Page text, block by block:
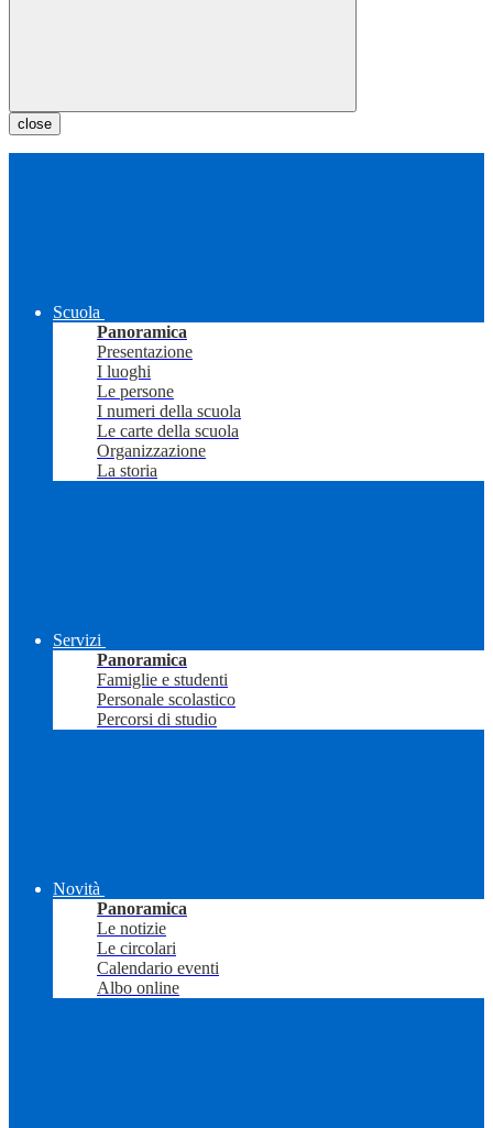
close
Scuola
Panoramica
Presentazione
I luoghi
Le persone
I numeri della scuola
Le carte della scuola
Organizzazione
La storia
Servizi
Panoramica
Famiglie e studenti
Personale scolastico
Percorsi di studio
Novità
Panoramica
Le notizie
Le circolari
Calendario eventi
Albo online